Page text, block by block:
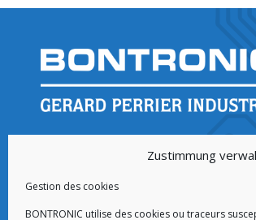
Zustimmung
Gestion des cookies
BONTRONIC utilise des cookies ou traceurs
IHR PARTNER IN ELEKTRONIK
ENTWICKLUNG (ODM) UND